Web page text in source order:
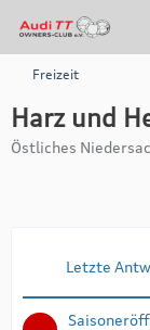
Freizeit
Harz und
Östliches
Letzte